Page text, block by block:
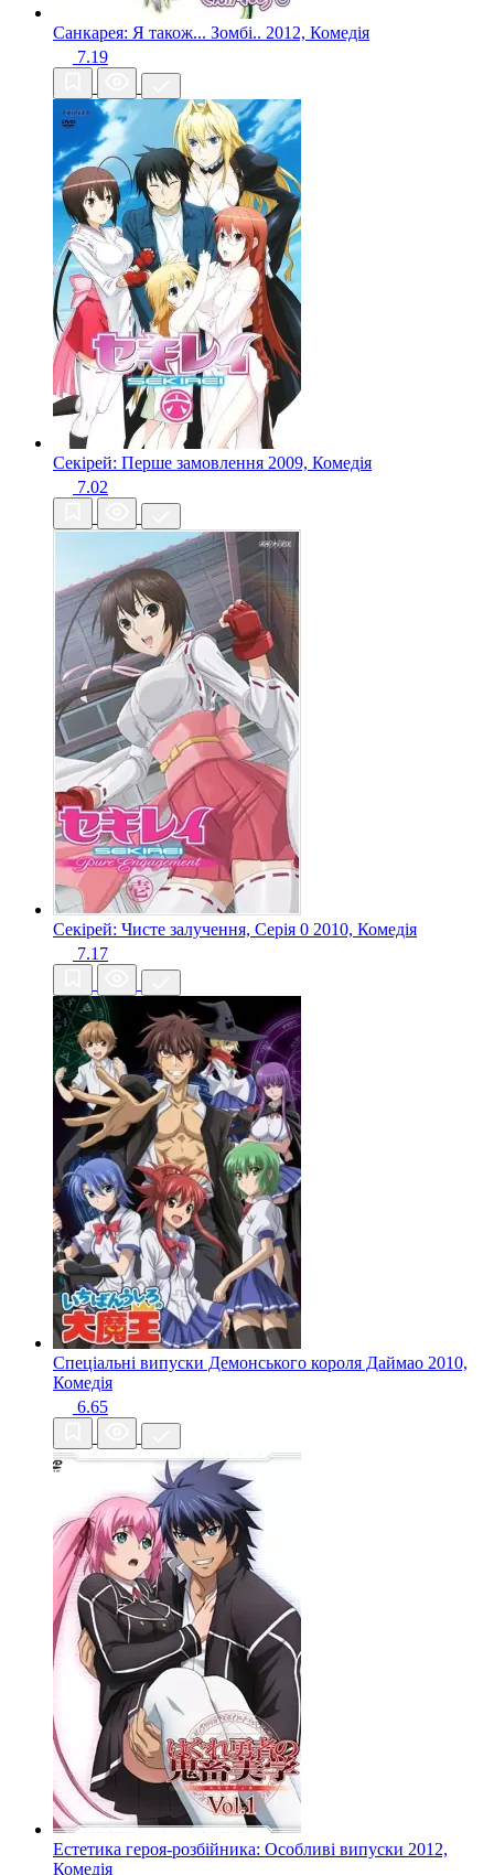
Санкарея: Я також... Зомбі.. 2012, Комедія
7.19
Секірей: Перше замовлення 2009, Комедія
7.02
Секірей: Чисте залучення, Серія 0 2010, Комедія
7.17
Спеціальні випуски Демонського короля Даймао 2010,
Комедія
6.65
Естетика героя-розбійника: Особливі випуски 2012,
Комедія